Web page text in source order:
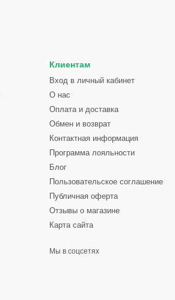
Клиентам
Вход в личный кабинет
О нас
Оплата и доставка
Обмен и возврат
Контактная информация
Программа лояльности
Блог
Пользовательское соглашение
Публичная оферта
Отзывы о магазине
Карта сайта
Мы в соцсетях